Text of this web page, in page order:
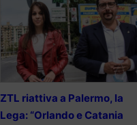
ZTL riattiva a Palermo, la
Lega: “Orlando e Catania